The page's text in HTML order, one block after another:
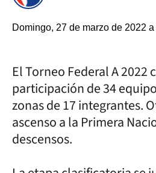
Domingo, 27 de marzo de 2022
El Torneo Federal A 2022
participación de 34
zonas de 17 integrantes.
ascenso a la Primera
descensos.